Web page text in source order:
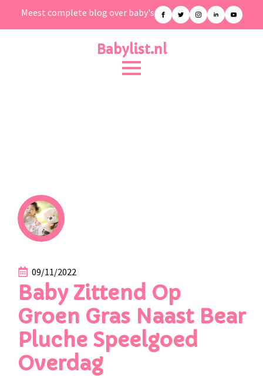
Meest complete blog over baby's
Babylist.nl
09/11/2022
Baby Zittend Op
Groen Gras Naast Bear
Pluche Speelgoed
Overdag